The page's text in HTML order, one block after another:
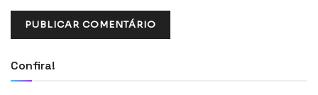
Confira!